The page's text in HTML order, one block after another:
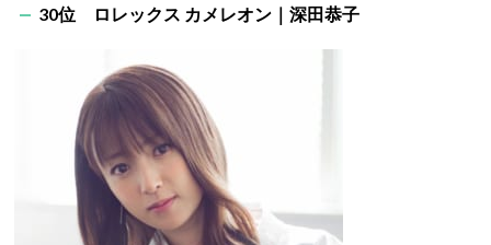
30位 ロレックス カメレオン｜深田恭子